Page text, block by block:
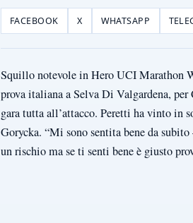
FACEBOOK X WHATSAPP
Squillo notevole in Hero UCI Marathon
prova italiana a Selva Di Valgardena,
gara tutta all’attacco. Peretti ha vinto in
Gorycka. “Mi sono sentita bene da subito
un rischio ma se ti senti bene è giusto